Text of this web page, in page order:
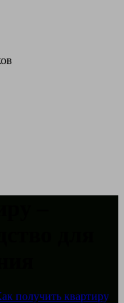
получить квартиру,